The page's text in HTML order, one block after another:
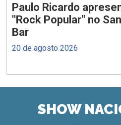
Paulo Ricardo
"Rock Popular" no
Bar
20 de agosto 2026
SHOW